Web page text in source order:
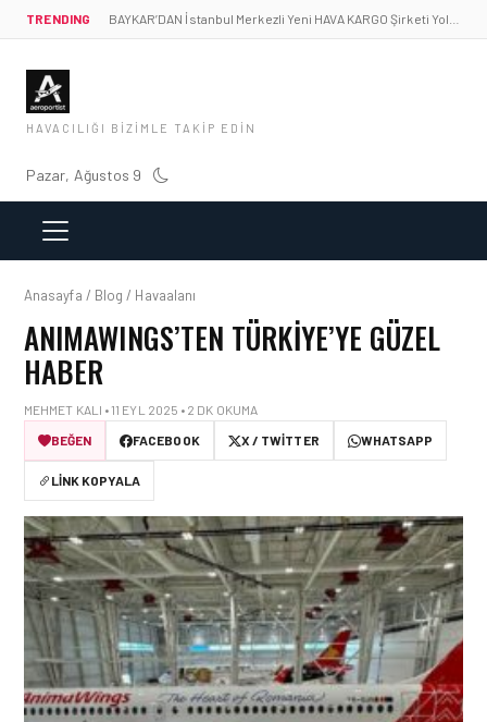
TRENDING
HAVACILIĞI BIZIMLE TAKIP EDIN
Pazar, Ağustos 9
Anasayfa / Blog / Havaalanı
ANIMAWINGS’TEN TÜRKIYE’YE GÜZEL
HABER
MEHMET KALI • 11 EYL 2025 • 2 DK OKUMA
BEĞEN
FACEBOOK X / TWITTER WHATSAPP
LINK KOPYALA